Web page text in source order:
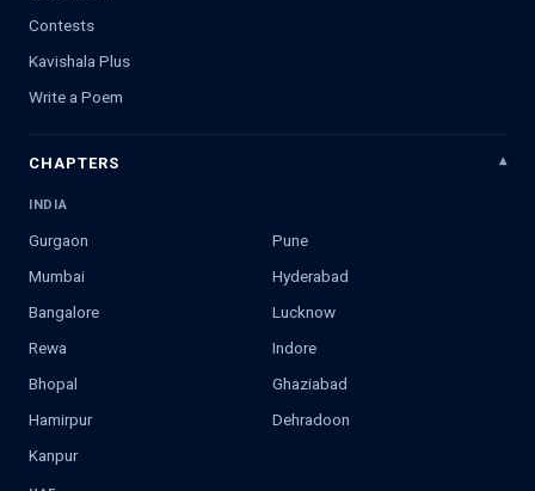
Contests
Kavishala Plus
Write a Poem
CHAPTERS
INDIA
Gurgaon
Pune
Mumbai
Hyderabad
Bangalore
Lucknow
Rewa
Indore
Bhopal
Ghaziabad
Hamirpur
Dehradoon
Kanpur